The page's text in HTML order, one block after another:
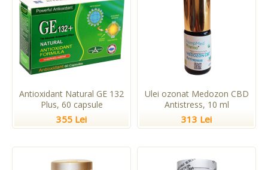
Antioxidant Natural GE 132
Plus, 60 capsule
355 Lei
Ulei ozonat Medozon CBD
Antistress, 10 ml
313 Lei